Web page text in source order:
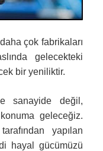
çok fabrikaları
gelecekteki
bir yeniliktir.
sanayide değil,
geleceğiz.
yapılan
hayal gücümüzü